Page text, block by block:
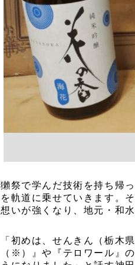
獺祭で学んだ技術を持ち帰
を軌道に乗せていきます。
想いが強くなり、地元・和
「初めは、せんきん（栃木
（※）』や『テロワール』